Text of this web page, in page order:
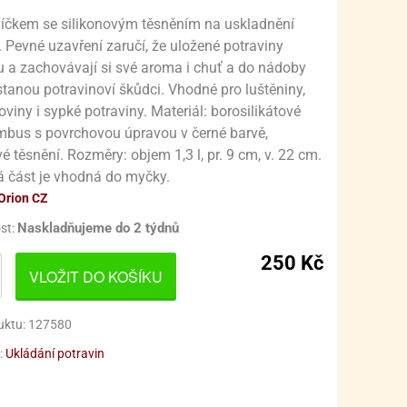
SADY
A RENDLÍKY
HRNCE NEREZ
POKLICE NA HRNCE
TLAKOVÝ HRNEC
VLOŽKY
NÁČINÍ
TEXTIL
VÁHY
A ODPECKOVÁVAČE
MÍSY A MISKY
NÁDOBÍ
KOUPELNA
OCHRANNÉ MASKY
SÍTĚ PROTI HMYZU
ÚKLID DOMÁCNOSTI
USKLADNĚNÍ
PRO FANOUŠKY CARS (AUTA)
PRO FANOUŠKY FORTNITE
PRO FANOUŠKY FROZEN (LEDOVÉ KRÁLOVSTVÍ)
PRO FANOUŠKY HARRY POTTER
PRO FANOUŠKY HELLO KITTY
NA DORTY A OSLAVU S JEDNOROŽCI
PRO FANOUŠKY KOMIKSŮ MARVEL, DC COMICS
PRO FANOUŠKY KRTEČKA
MIMINKA
PRO HOLKY
PRO KLUKY
VÁNOČNÍ ZDOBENÍ
HUDBA
se silikonovým těsněním na uskladnění
Pevné uzavření zaručí, že uložené potraviny
a zachovávají si své aroma i chuť a do nádoby
potravinoví škůdci. Vhodné pro luštěniny,
i sypké potraviny. Materiál: borosilikátové
s povrchovou úpravou v černé barvě,
těsnění. Rozměry: objem 1,3 l, pr. 9 cm, v. 22 cm.
část je vhodná do myčky.
CZ
Naskladňujeme do 2 týdnů
250 Kč
VLOŽIT DO KOŠÍKU
127580
Ukládání potravin